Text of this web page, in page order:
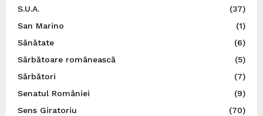
S.U.A.
(37)
San Marino
(1)
Sănătate
(6)
Sărbătoare românească
(5)
Sărbători
(7)
Senatul României
(9)
Sens Giratoriu
(70)